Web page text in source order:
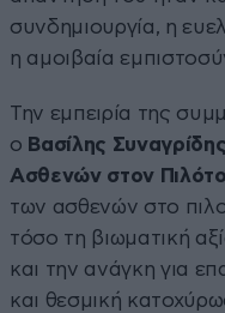
συνδημιουργία, η
η αμοιβαία
Την εμπειρία της
ο Βασίλης
Ασθενών στον
των ασθενών στο
τόσο τη βιωματική
και την ανάγκη για
και θεσμική